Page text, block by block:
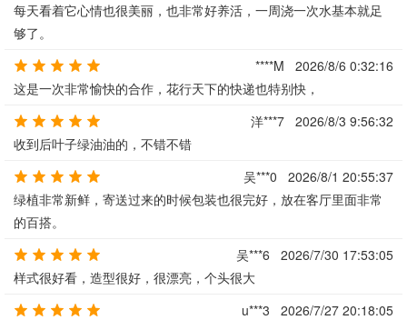
每天看着它心情也很美丽，也非常好养活，一周浇一次水基本就足
够了。
****M
2026/8/6 0:32:16
这是一次非常愉快的合作，花行天下的快递也特别快，
洋***7
2026/8/3 9:56:32
收到后叶子绿油油的，不错不错
吴***0
2026/8/1 20:55:37
绿植非常新鲜，寄送过来的时候包装也很完好，放在客厅里面非常
的百搭。
吴***6
2026/7/30 17:53:05
样式很好看，造型很好，很漂亮，个头很大
u***3
2026/7/27 20:18:05